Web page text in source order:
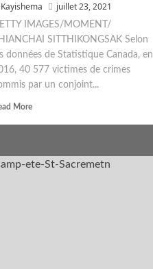
Kayishema juillet 23, 2021
IMAGES/MOMENT/
SITTHIKONGSAK Selon
données de Statistique Canada, en
40 577 victimes de crimes
par un conjoint...
More